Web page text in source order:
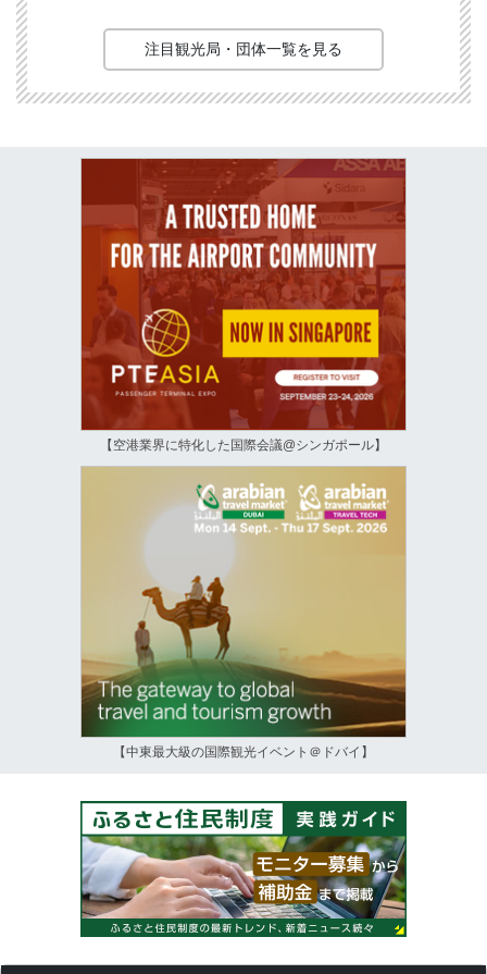
注目観光局・団体一覧を見る
【空港業界に特化した国際会議@シンガポール】
【中東最大級の国際観光イベント＠ドバイ】